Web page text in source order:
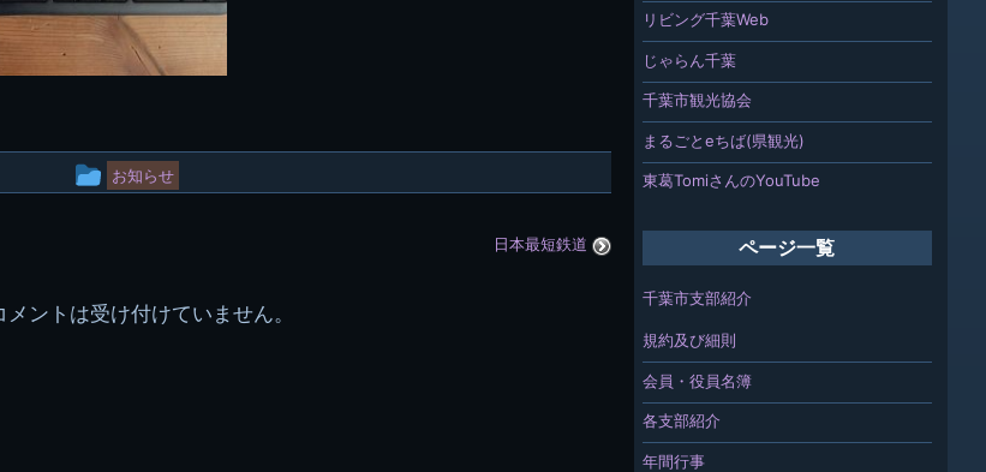
投
ー
お知らせ
日本最短鉄道
メントは受け付けていません。
リビング千葉Web
じゃらん千葉
千葉市観光協会
まるごとeちば(県観光)
東葛TomiさんのYouTube
ページ一覧
千葉市支部紹介
規約及び細則
会員・役員名簿
各支部紹介
年間行事